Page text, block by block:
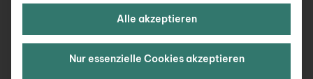
Wenn für dich ein gewisser Komfort und gerne auch
gehören, bist du beispielsweise in den
Alle akzeptieren
Nur essenzielle Cookies akzeptieren